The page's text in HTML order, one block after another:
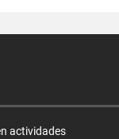
actividades